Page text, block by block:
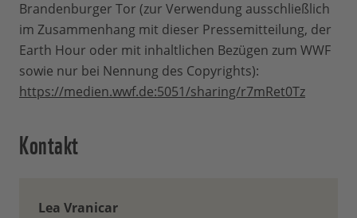
Brandenburger Tor (zur Verwendung ausschließlich
im Zusammenhang mit dieser Pressemitteilung, der
Earth Hour oder mit inhaltlichen Bezügen zum WWF
sowie nur bei Nennung des Copyrights):
https://medien.wwf.de:5051/sharing/r7mRet0Tz
Kontakt
Lea Vranicar